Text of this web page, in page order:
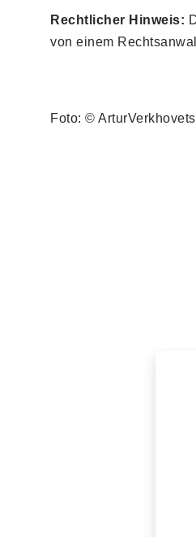
Rechtlicher Hinweis:
von einem
Foto: ©